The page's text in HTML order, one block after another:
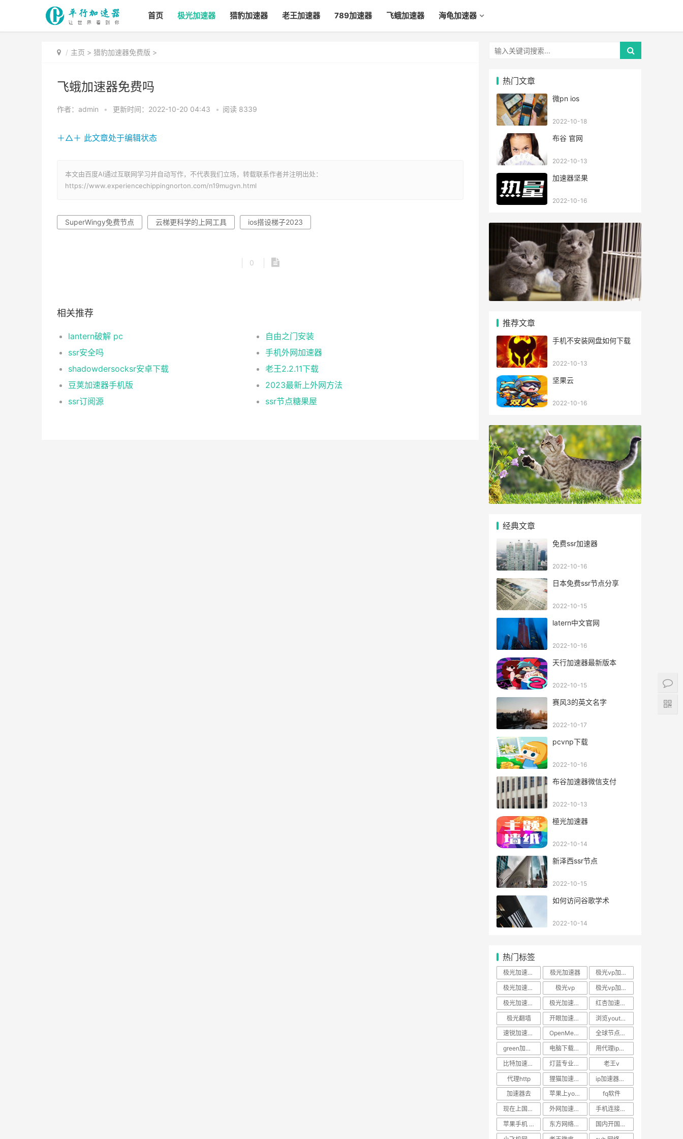
首页 极光加速器 猎豹加速器 老王加速器 789加速器 飞蛾加速器 海龟加速器
主页 > 猎豹加速器免费版 >
飞蛾加速器免费吗
作者：admin • 更新时间：2022-10-20 04:43 • 阅读 8339
＋△＋ 此文章处于编辑状态
本文由百度AI通过互联网学习并自动写作，不代表我们立场，转载联系作者并注明出处：
https://www.experiencechippingnorton.com/n19mugvn.html
SuperWingy免费节点 云梯更科学的上网工具 ios搭设梯子2023
0
相关推荐
lantern破解 pc
自由之门安装
ssr安全吗
手机外网加速器
shadowdersocksr安卓下载
老王2.2.11下载
豆荚加速器手机版
2023最新上外网方法
ssr订阅源
ssr节点糖果屋
热门文章
微pn ios
2022-10-18
布谷 官网
2022-10-13
加速器坚果
2022-10-16
推荐文章
手机不安装网盘如何下载
2022-10-13
坚果云
2022-10-16
经典文章
免费ssr加速器
2022-10-16
日本免费ssr节点分享
2022-10-15
latern中文官网
2022-10-16
天行加速器最新版本
2022-10-15
赛风3的英文名字
2022-10-17
pcvnp下载
2022-10-16
布谷加速器微信支付
2022-10-13
極光加速器
2022-10-14
新泽西ssr节点
2022-10-15
如何访问谷歌学术
2022-10-14
热门标签
极光加速器官方网站 极光加速器
极光vp加速器
极光加速器下载官网
极光vp
极光vp加速器下载
极光加速器ios
极光加速器官网
红杏加速器下载官方
极光翻墙
开眼加速器官网
浏览youtube加速器推荐
速锐加速ssr官网
OpenMediaVault
全球节点加速器
green加速器下载
电脑下载ssr
用代理ip上网加速软件
比特加速器修改vip时长
灯蓝专业版免费 安卓
老王v
代理http
狸猫加速器安卓版
ip加速器破解
加速器去
苹果上youtube网站加速软件
fq软件
现在上国外的网站加速软件
外网加速器手机永久免费版
手机连接外国网络加速软件
苹果手机 vp
东方网络ssr购买
国内开国外网站加速软件